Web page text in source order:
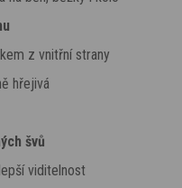
z vnitřní strany
hřejivá
švů
viditelnost